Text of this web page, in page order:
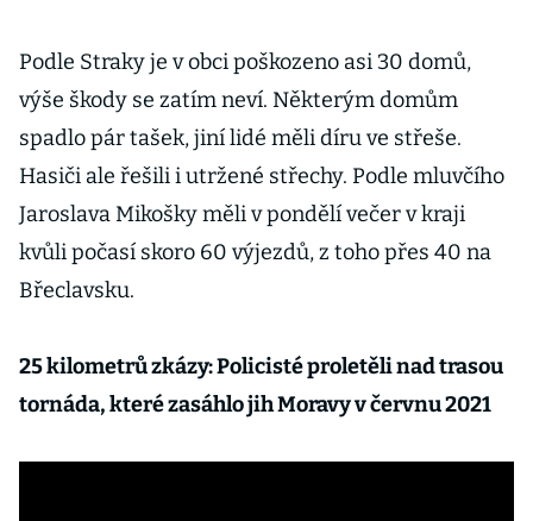
Podle Straky je v obci poškozeno asi 30 domů,
výše škody se zatím neví. Některým domům
spadlo pár tašek, jiní lidé měli díru ve střeše.
Hasiči ale řešili i utržené střechy. Podle mluvčího
Jaroslava Mikošky měli v pondělí večer v kraji
kvůli počasí skoro 60 výjezdů, z toho přes 40 na
Břeclavsku.
25 kilometrů zkázy: Policisté proletěli nad trasou
tornáda, které zasáhlo jih Moravy v červnu 2021